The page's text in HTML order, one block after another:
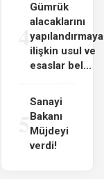
4
Gümrük
alacaklarını
yapılandırmaya
ilişkin usul ve
esaslar bel...
Sanayi
Bakanı
Müjdeyi
verdi!